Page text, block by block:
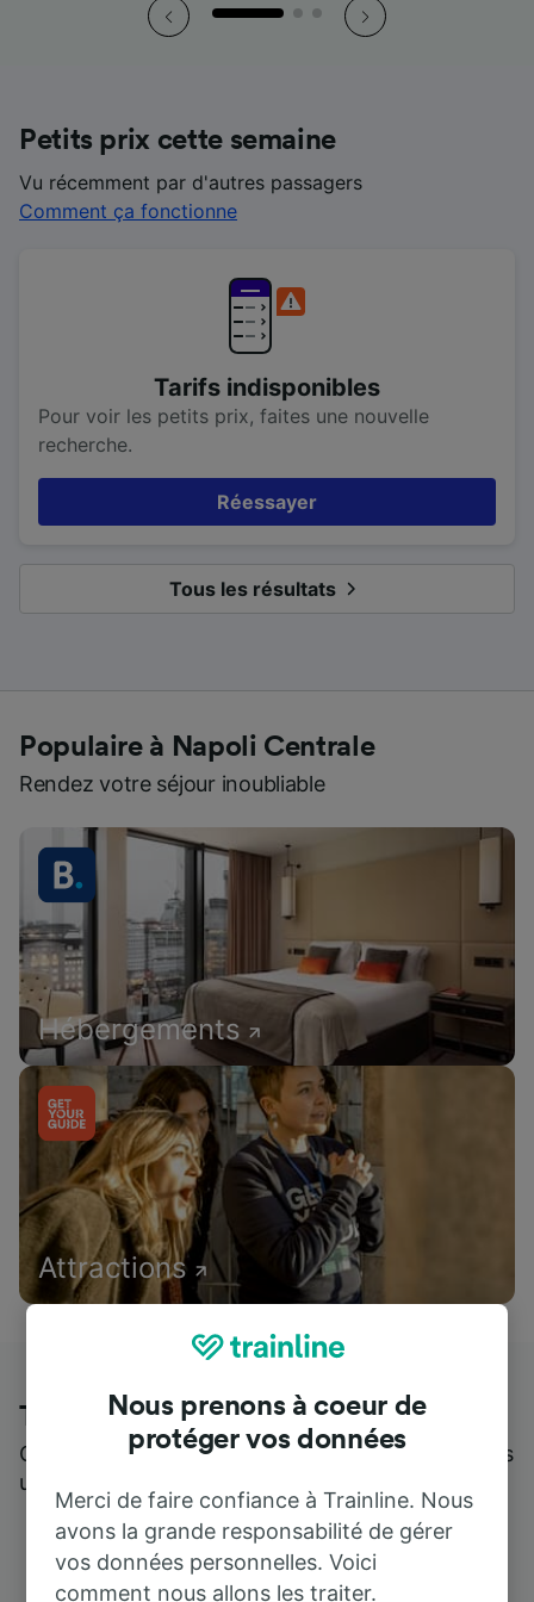
Petits prix cette semaine
Vu récemment par d'autres passagers
Comment ça fonctionne
Tarifs indisponibles
Pour voir les petits prix, faites une nouvelle
recherche.
Réessayer
Tous les résultats
Populaire à Napoli Centrale
Rendez votre séjour inoubliable
Hébergements
Attractions
Trainline : l'avis de nos clients
Qui mieux pour parler de nous, que ceux qui nous
utilisent ?
Nous prenons à coeur de
protéger vos données
Merci de faire confiance à Trainline. Nous
avons la grande responsabilité de gérer
vos données personnelles. Voici
comment nous allons les traiter.